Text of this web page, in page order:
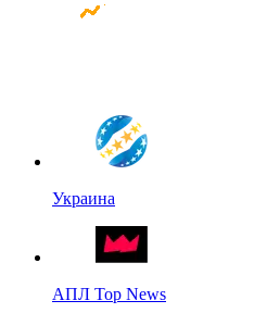
Украина
АПЛ Top News